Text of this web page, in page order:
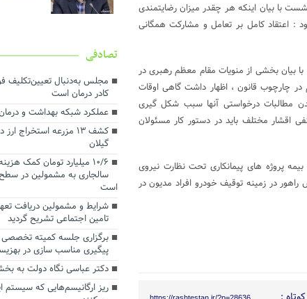
با بیان اینکه هر چقدر میزان رضایتمندی
: اعتقاد کامل بر تعامل و مشارکت همگانی
بیان بخشی از منویات مقام معظم رهبری در
چارچوب قانون ، اظهار داشت گاهی اوقات
مطالبات درخواستی آنها سبب شکل گیری
اقشار مختلف باید در دستور کار مسئولان
پروژه های پیمانکاری تحت نظارت نیروی
در زمینه توقیف خودرو افراد مدیون در
تصادفی
مجلس به‌دنبال تعیین‌تکلیف
کادر درمان است
عملکرد شبکه بهداشت و
کشف ۱۳ مزرعه استخراج
گیلان
۱۰/۶ میلیارد تومان کمک
سالجاری به مشمولین در
است
شرایط و مشمولین دریافت
تامین اجتماعی تشریح گردید
برگزاری جلسه کمیته
پیگیری مناسب سازی در
دکتر عباسی نگاه دولت به
ریز ارگانیسم‌هایی که سیستم